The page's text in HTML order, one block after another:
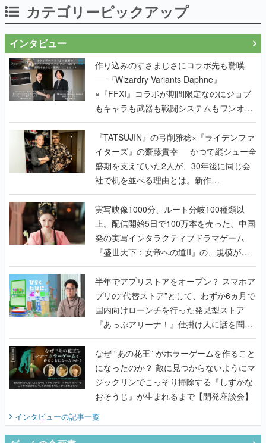
カテゴリーピックアップ
インタビュー
作り込みのすさまじさにコラボ先も驚嘆
──『Wizardry Variants Daphne』
×『FFXI』コラボが期間限定なのにジョブ
もキャラも武器も戦闘システムもワンオフ
で作り込まれた理由を両ディレクターに聞
く
『TATSUJIN』の弓削雅稔×『ライデンファ
イターズ』の齋藤貴幸──かつて縦シュー全
盛期を支えていた2人が、30年後に同じ会
社で机を並べる理由とは。新作
『TATSUJIN EXTREME』で初タッグを組
んだレジェンド2人に訊く開発秘話
実写映像1000分、ルート分岐100種類以
上。配信開始5日で100万本を売った、中国
発の実写インタラクティブドラマゲーム
『盛世天下：女帝への道II』の、規模が違
うこだわりをプロデューサーに聞いた
半年でアプリストアをオープン？ スマホア
プリの“代替ストア”として、わずか6ヵ月で
国内向けローンチを行った発見型ストア
『あっぷアリーナ！』仕掛け人に話を聞い
てみた
なぜ “あの花王” がホラーゲームを作ること
になったのか？ 敵に見つからないようにマ
ジックリンでこっそり掃除する『しずかな
おそうじ』が生まれるまで【開発座談会】
インタビューの記事一覧